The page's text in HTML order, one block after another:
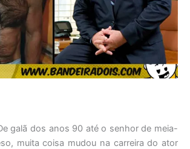
galã dos anos 90 até o senhor de meia-
muita coisa mudou na carreira do ator